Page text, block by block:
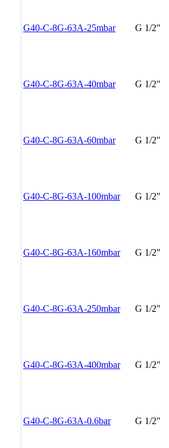
G40-C-8G-63A-25mbar G 1/2"
G40-C-8G-63A-40mbar G 1/2"
G40-C-8G-63A-60mbar G 1/2"
G40-C-8G-63A-100mbar G 1/2"
G40-C-8G-63A-160mbar G 1/2"
G40-C-8G-63A-250mbar G 1/2"
G40-C-8G-63A-400mbar G 1/2"
G40-C-8G-63A-0.6bar G 1/2"